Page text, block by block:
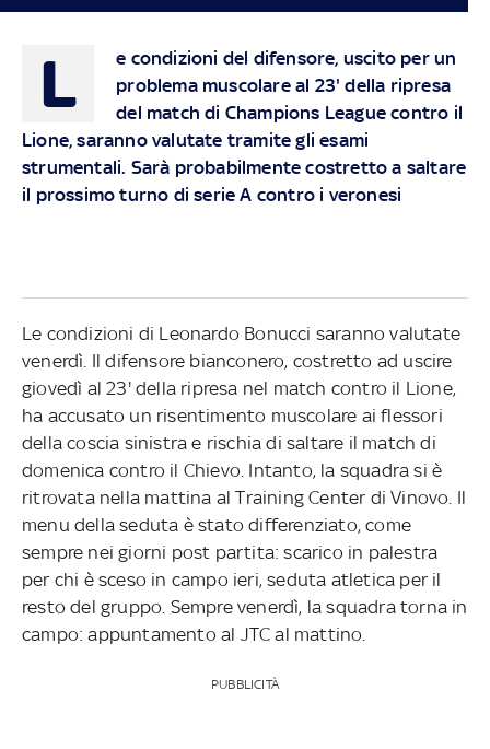
L
e condizioni del difensore, uscito per un
problema muscolare al 23' della ripresa
del match di Champions League contro il
Lione, saranno valutate tramite gli esami
strumentali. Sarà probabilmente costretto a saltare
il prossimo turno di serie A contro i veronesi
Le condizioni di Leonardo Bonucci saranno valutate
venerdì. Il difensore bianconero, costretto ad uscire
giovedì al 23' della ripresa nel match contro il Lione,
ha accusato un risentimento muscolare ai flessori
della coscia sinistra e rischia di saltare il match di
domenica contro il Chievo. Intanto, la squadra si è
ritrovata nella mattina al Training Center di Vinovo. Il
menu della seduta è stato differenziato, come
sempre nei giorni post partita: scarico in palestra
per chi è sceso in campo ieri, seduta atletica per il
resto del gruppo. Sempre venerdì, la squadra torna in
campo: appuntamento al JTC al mattino.
PUBBLICITÀ